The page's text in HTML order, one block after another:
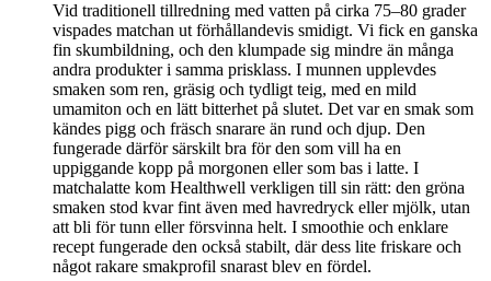
Vid traditionell tillredning med vatten på cirka 75–80 grader
vispades matchan ut förhållandevis smidigt. Vi fick en ganska
fin skumbildning, och den klumpade sig mindre än många
andra produkter i samma prisklass. I munnen upplevdes
smaken som ren, gräsig och tydligt teig, med en mild
umamiton och en lätt bitterhet på slutet. Det var en smak som
kändes pigg och fräsch snarare än rund och djup. Den
fungerade därför särskilt bra för den som vill ha en
uppiggande kopp på morgonen eller som bas i latte. I
matchalatte kom Healthwell verkligen till sin rätt: den gröna
smaken stod kvar fint även med havredryck eller mjölk, utan
att bli för tunn eller försvinna helt. I smoothie och enklare
recept fungerade den också stabilt, där dess lite friskare och
något rakare smakprofil snarast blev en fördel.